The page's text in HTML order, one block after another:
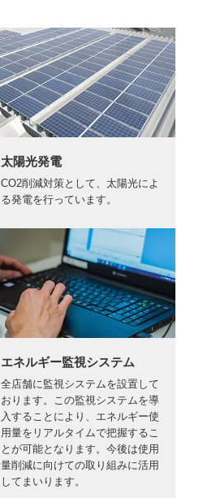
太陽光発電
CO2削減対策として、太陽光によ
る発電を行っています。
エネルギー監視システム
全店舗に監視システムを設置して
おります。この監視システムを導
入することにより、エネルギー使
用量をリアルタイムで把握するこ
とが可能となります。今後は使用
量削減に向けての取り組みに活用
してまいります。